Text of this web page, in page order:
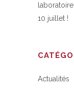
10 juillet !
Actualités